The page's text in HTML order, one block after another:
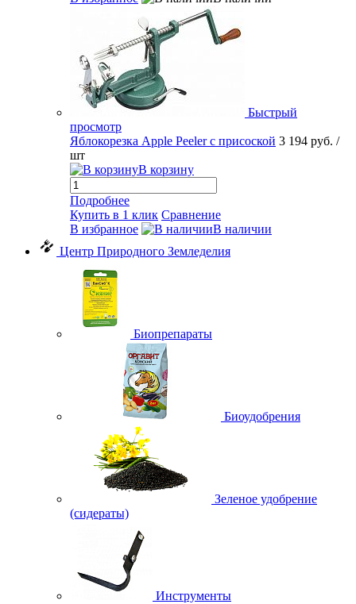
Быстрый
просмотр
Яблокорезка Apple Peeler с присоской 3 194 руб. /
шт
В корзину
Подробнее
Купить в 1 клик Сравнение
В избранное
В наличии
Центр Природного Земледелия
Биопрепараты
Биоудобрения
Зеленое удобрение
(сидераты)
Инструменты